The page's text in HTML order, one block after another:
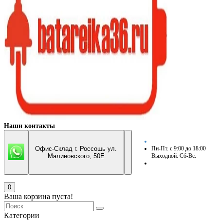
Наши контакты
Офис-Склад г. Россошь ул.
Малиновского, 50Е
Пн-Пт. с 9:00 до 18:00
Выходной: Сб-Вс.
0
Ваша корзина пуста!
Категории